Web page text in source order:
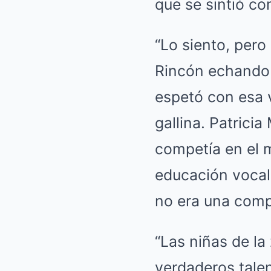
que se sintió
“Lo siento,
Rincón
espetó con
gallina. Patricia
competía en el
educación
no era una
“Las niñas de
verdaderos